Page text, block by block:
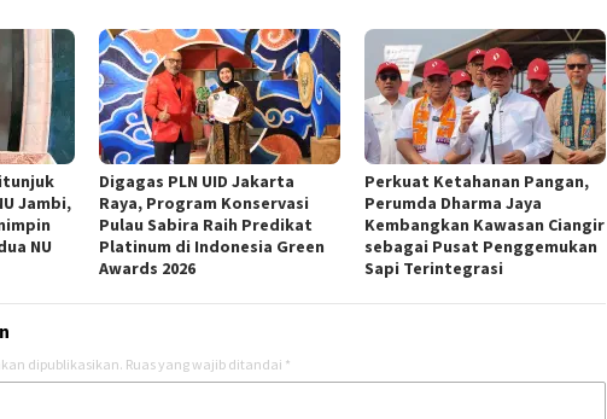
Jambi,
NU
Digagas PLN UID Jakarta
Raya, Program Konservasi
Pulau Sabira Raih Predikat
Platinum di Indonesia Green
Awards 2026
Perkuat Ketahanan Pangan,
Perumda Dharma Jaya
Kembangkan Kawasan Ciangir
sebagai Pusat Penggemukan
Sapi Terintegrasi
dipublikasikan. Ruas yang wajib ditandai *